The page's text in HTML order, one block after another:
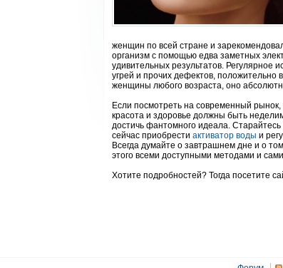
женщин по всей стране и
организм с помощью едва заметных
удивительных результатов. Регулярное
угрей и прочих дефектов, положительно
женщины любого возраста, оно
Если посмотреть на современный
красота и здоровье должны быть
достичь фантомного идеала. Старайтесь
сейчас приобрести активатор воды и
Всегда думайте о завтрашнем дне и о
этого всеми доступными методами и
Хотите подробностей? Тогда посетите